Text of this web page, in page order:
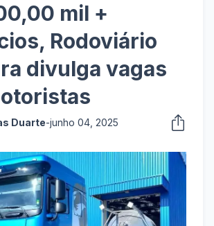
mil +
Rodoviário
divulga vagas
Duarte-junho 04, 2025